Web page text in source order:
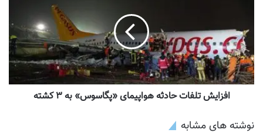
افزایش تلفات حادثه هواپیمای «پگاسوس» به ۳ کشته
نوشته های مشابه